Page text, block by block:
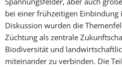
bei einer frühzeitigen
Diskussion wurden die
Züchtung als zentrale
Biodiversität und
miteinander zu verbinden. Die